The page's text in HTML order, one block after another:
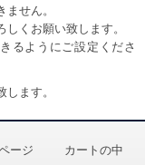
せん。
くお願い致します。
るようにご設定くださ
ます。
ージ カートの中